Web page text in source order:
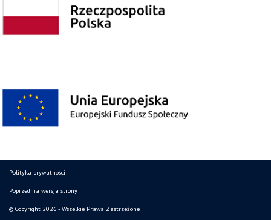
Polityka prywatności
Poprzednia wersja strony
© Copyright 2026 - Wszelkie Prawa Zastrzeżone